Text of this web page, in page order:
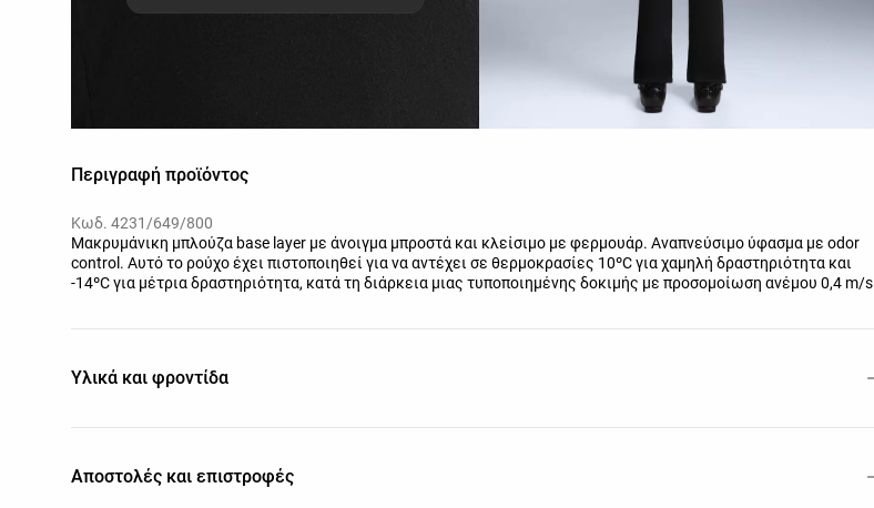
Περιγραφή προϊόντος
Κωδ. 4231/649/800
Μακρυμάνικη μπλούζα base layer με άνοιγμα μπροστά και κλείσιμο με φερμουάρ. Αναπνεύσιμο ύφασμα με odor
control. Αυτό το ρούχο έχει πιστοποιηθεί για να αντέχει σε θερμοκρασίες 10ºC για χαμηλή δραστηριότητα και
-14ºC για μέτρια δραστηριότητα, κατά τη διάρκεια μιας τυποποιημένης δοκιμής με προσομοίωση ανέμου 0,4 m/s
Υλικά και φροντίδα
Αποστολές και επιστροφές